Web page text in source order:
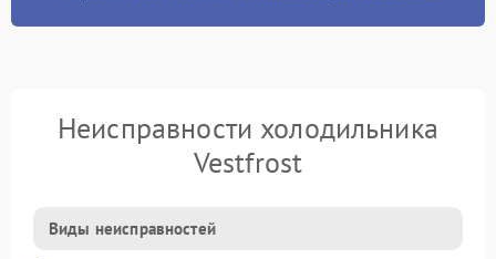
Неисправности холодильника
Vestfrost
Виды неисправностей